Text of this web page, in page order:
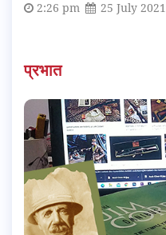
2:26 pm 25 July 2021
प्रभात